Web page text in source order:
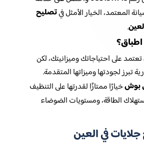
المعتمد، الخيار الأمثل فيتصليح
.
تعتمد على احتياجاتك وميزانيتك، لكن
تبرز لجودتها وميزاتها المتقدمة.
بوشخيارًا ممتازًا لقدرتها على التنظيف
الطاقة، ومستويات الضوضاء
في العين